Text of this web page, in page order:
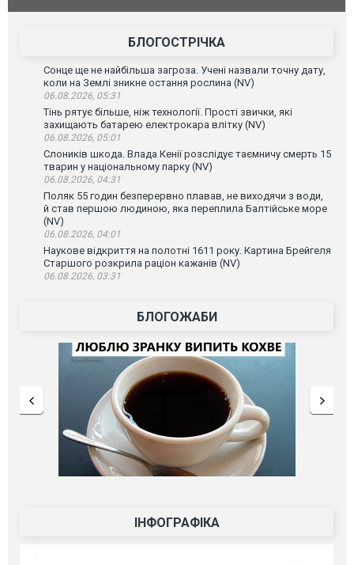
Франції
БЛОГОСТРІЧКА
Сонце ще не найбільша загроза. Учені назвали точну дату,
коли на Землі зникне остання рослина (NV)
06.08.2026, 05:31
Тінь рятує більше, ніж технології. Прості звички, які
захищають батарею електрокара влітку (NV)
06.08.2026, 05:01
Слоників шкода. Влада Кенії розслідує таємничу смерть 15
тварин у національному парку (NV)
06.08.2026, 04:31
Поляк 55 годин безперервно плавав, не виходячи з води,
й став першою людиною, яка переплила Балтійське море
(NV)
06.08.2026, 04:01
Наукове відкриття на полотні 1611 року. Картина Брейгеля
Старшого розкрила раціон кажанів (NV)
06.08.2026, 03:31
БЛОГОЖАБИ
ІНФОГРАФІКА